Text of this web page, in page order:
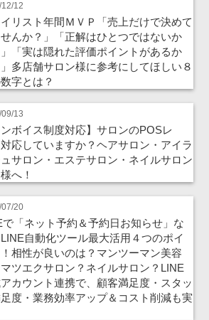
12
リスト年間ＭＶＰ「売上だけで決めて
んか？」「正解はひとつではないか
」「実は隠れた評価ポイントがあるか
」多店舗サロン様に参考にしてほしい８
字とは？
13
ンボイス制度対応】サロンのPOSレ
応していますか？ヘアサロン・アイラ
サロン・エステサロン・ネイルサロン
へ！
20
で「ネット予約＆予約日お知らせ」な
自動化ツール最大活用４つのポイ
相性が良いのは？マンツーマン美容
ツエクサロン？ネイルサロン？LINE
カウント連携で、顧客満足度・スタッ
度・業務効率アップ＆コスト削減も実